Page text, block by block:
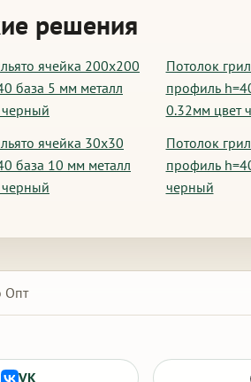
решения
ячейка 200х200
база 5 мм металл
Потолок
профиль
0.32мм цвет
ячейка 30х30
база 10 мм металл
Потолок
профиль
черный
Опт
VK